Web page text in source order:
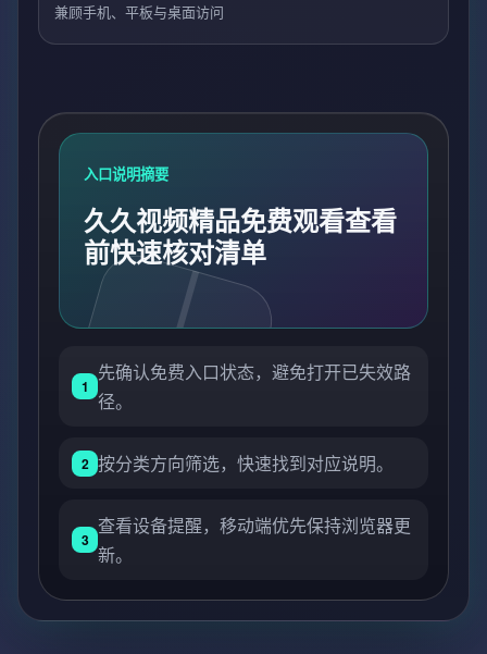
兼顾手机、平板与桌面访问
入口说明摘要
久久视频精品免费观看查看
前快速核对清单
1
先确认免费入口状态，避免打开已失效路
径。
2 按分类方向筛选，快速找到对应说明。
3
查看设备提醒，移动端优先保持浏览器更
新。